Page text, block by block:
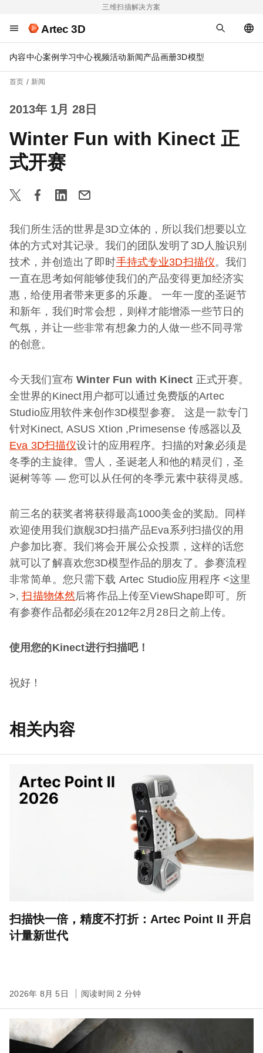
三维扫描解决方案
Artec 3D
内容中心案例 学习中心视频活动新闻产品画册3D模型
首页 新闻
2013年 1月 28日
Winter Fun with Kinect 正
式开赛
我们所生活的世界是3D立体的，所以我们想要以立
体的方式对其记录。我们的团队发明了3D人脸识别
技术，并创造出了即时手持式专业3D扫描仪。我们
一直在思考如何能够使我们的产品变得更加经济实
惠，给使用者带来更多的乐趣。 一年一度的圣诞节
和新年，我们时常会想，则样才能增添一些节日的
气氛，并让一些非常有想象力的人做一些不同寻常
的创意。
今天我们宣布Winter Fun with Kinect 正式开赛。
全世界的Kinect用户都可以通过免费版的Artec
Studio应用软件来创作3D模型参赛。 这是一款专门
针对Kinect, ASUS Xtion ,Primesense 传感器以及
Eva 3D扫描仪设计的应用程序。扫描的对象必须是
冬季的主旋律。雪人，圣诞老人和他的精灵们，圣
诞树等等 — 您可以从任何的冬季元素中获得灵感。
前三名的获奖者将获得最高1000美金的奖励。同样
欢迎使用我们旗舰3D扫描产品Eva系列扫描仪的用
户参加比赛。我们将会开展公众投票，这样的话您
就可以了解喜欢您3D模型作品的朋友了。参赛流程
非常简单。您只需下载 Artec Studio应用程序 <这里
>,扫描物体然后将作品上传至ViewShape即可。所
有参赛作品都必须在2012年2月28日之前上传。
使用您的Kinect进行扫描吧！
祝好！
相关内容
扫描快一倍，精度不打折：Artec Point II 开启
计量新世代
2026年 8月 5日 阅读时间 2 分钟